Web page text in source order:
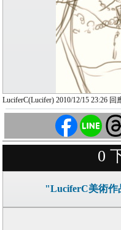
LuciferC(Lucifer) 2010/12/15 23:26 回
0
"LuciferC美術作